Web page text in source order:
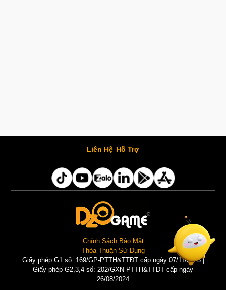
Liên Hệ Hỗ Trợ
Chính Sách Bảo Mật
Thỏa Thuận Sử Dụng
Giấy phép G1 số: 169/GP-PTTH&TTĐT cấp ngày 07/11/2025 |
Giấy phép G2,3,4 số: 202/GXN-PTTH&TTĐT cấp ngày
26/08/2024